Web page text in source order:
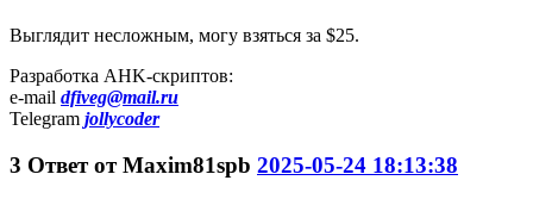
Выглядит несложным, могу взяться за $25.
Разработка AHK-скриптов:
e-mail dfiveg@mail.ru
Telegram jollycoder
3 Ответ отMaxim81spb 2025-05-24 18:13:38